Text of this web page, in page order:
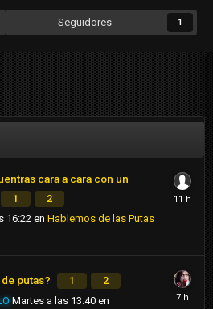
Seguidores 1
cara a cara con un
1 2
16:22en Hablemos de las Putas
putas? 1 2
Martes a las 13:40 en